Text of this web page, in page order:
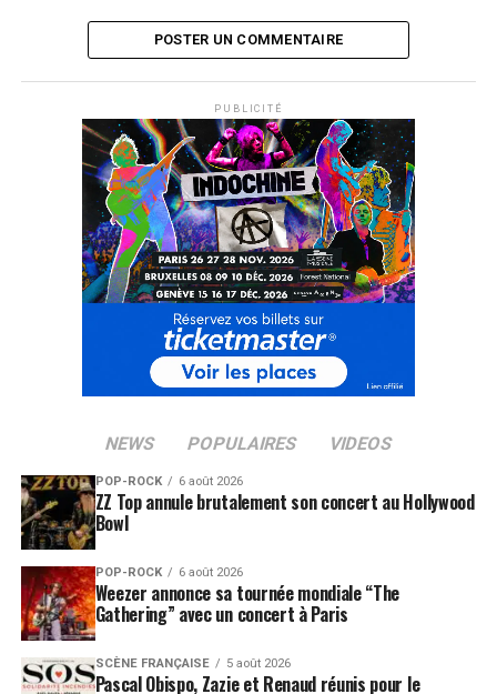
POSTER UN COMMENTAIRE
PUBLICITÉ
NEWS POPULAIRES VIDEOS
POP-ROCK 6 août 2026
ZZ Top annule brutalement son concert au Hollywood
Bowl
POP-ROCK 6 août 2026
Weezer annonce sa tournée mondiale “The
Gathering” avec un concert à Paris
SCÈNE FRANÇAISE 5 août 2026
Pascal Obispo, Zazie et Renaud réunis pour le